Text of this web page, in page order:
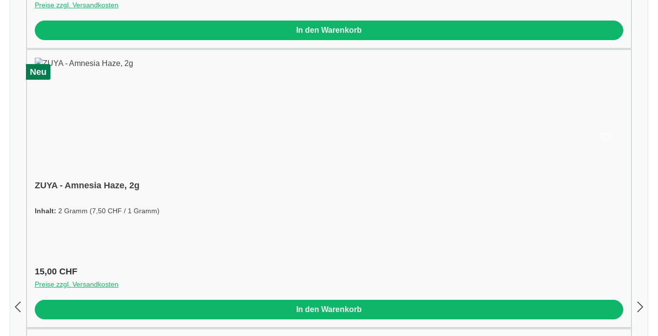
Preise zzgl. Versandkosten
In den Warenkorb
Neu
ZUYA - Amnesia Haze, 2g
Inhalt: 2 Gramm (7,50 CHF / 1 Gramm)
Regulärer Preis:
15,00 CHF
Preise zzgl. Versandkosten
In den Warenkorb